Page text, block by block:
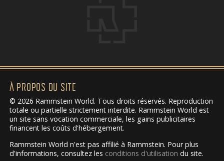
À PROPOS DU SITE
© 2026 Rammstein World. Tous droits réservés. Reproduction
totale ou partielle strictement interdite. Rammstein World est
un site sans vocation commerciale, les gains publicitaires
financent les coûts d'hébergement.
Rammstein World n'est pas affilié à Rammstein. Pour plus
d'informations, consultez les conditions d'utilisation du site.